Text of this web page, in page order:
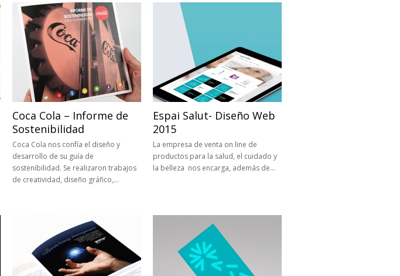
Coca Cola – Informe de
Sostenibilidad
Coca Cola nos confía el diseño y
desarrollo de su guía de
sostenibilidad. Se realizaron trabajos
de creatividad, diseño gráfico,…
Espai Salut- Diseño Web
2015
La empresa de venta on line de
productos para la salud, el cuidado y
la belleza nos encarga, además de…